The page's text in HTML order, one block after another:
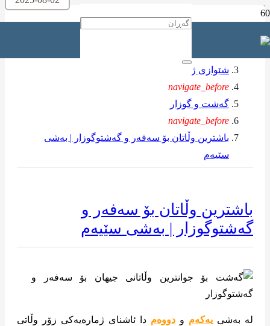
شێوازی ژیان
navigate_before
گەشت و گوزار
navigate_before
باشترین وڵاتان بۆ سەفەر و گەشتوگوزار | بەشی
سێیەم
باشترین وڵاتان بۆ سەفەر و
گەشتوگوزار | بەشی سێیەم
لە بەشی یەکەم و دووەم دا ئاشنای ژمارەیەکی زۆر وڵاتی